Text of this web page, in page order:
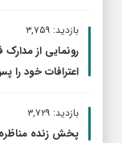
بازدید: ۳,۷۵۹
رونمایی از
اعترافات خود را
بازدید: ۳,۷۲۹
پخش زنده